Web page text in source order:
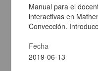
Manual para el
interactivas en
Convección.
Fecha
2019-06-13